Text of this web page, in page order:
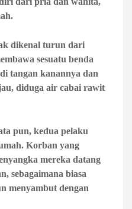
dikenal turun dari
sesuatu benda
tangan kanannya dan
diduga air cabai rawit
pun, kedua pelaku
Korban yang
mereka datang
sebagaimana biasa
menyambut dengan